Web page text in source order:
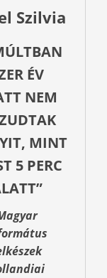
Szilvia
ÉV
NEM
MINT
5 PERC